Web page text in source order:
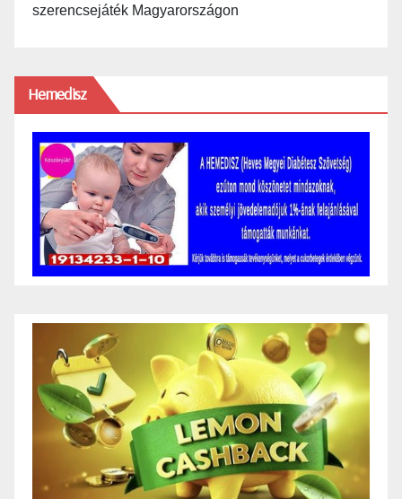
szerencsejáték Magyarországon
Hemedisz